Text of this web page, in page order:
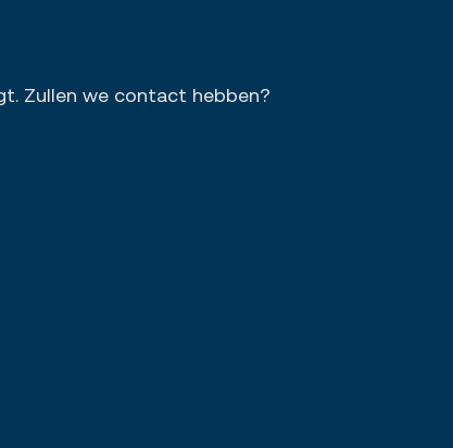
Zullen we contact hebben?